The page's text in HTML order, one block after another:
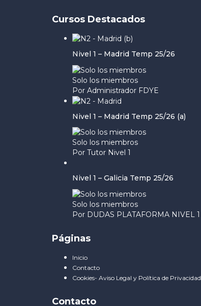
Cursos Destacados
Nivel 1 – Madrid Temp 25/26
Solo los miembros
Por Administrador FDYE
Nivel 1 – Madrid Temp 25/26 (a)
Solo los miembros
Por Tutor Nivel 1
Nivel 1 – Galicia Temp 25/26
Solo los miembros
Por DUDAS PLATAFORMA NIVEL 1
Páginas
Inicio
Contacto
Cookies- Aviso Legal y Política de Privacidad
Contacto